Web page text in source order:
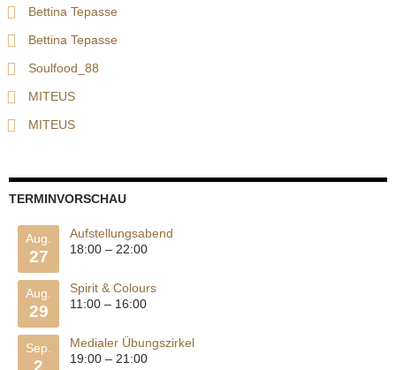
Bettina Tepasse
Bettina Tepasse
Soulfood_88
MITEUS
MITEUS
TERMINVORSCHAU
Aug.
27
Aufstellungsabend
18:00 – 22:00
Aug.
29
Spirit & Colours
11:00 – 16:00
Sep.
2
Medialer Übungszirkel
19:00 – 21:00